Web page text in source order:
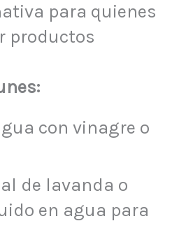
para quienes
productos
con vinagre o
de lavanda o
en agua para